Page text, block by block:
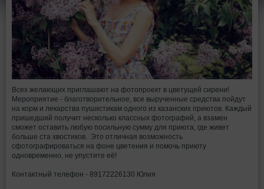
Всех желающих приглашают на фотопроект в цветущей сирени!
Мероприятие - благотворительное, все вырученные средства пойдут
на корм и лекарства пушистикам одного из казанских приютов. Каждый
пришедший получит несколько классных фотографий, а взамен
сможет оставить любую посильную сумму для приюта, где живет
больше ста хвостиков. Это отличная возможность
сфотографироваться на фоне цветения и помочь приюту
одновременно, не упустите её!
Контактный телефон - 89172226130 Юлия